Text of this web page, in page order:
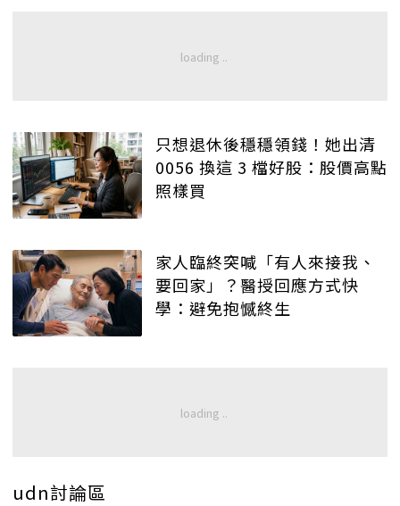
只想退休後穩穩領錢！她出清
0056 換這 3 檔好股：股價高點
照樣買
家人臨終突喊「有人來接我、
要回家」？醫授回應方式快
學：避免抱憾終生
udn討論區